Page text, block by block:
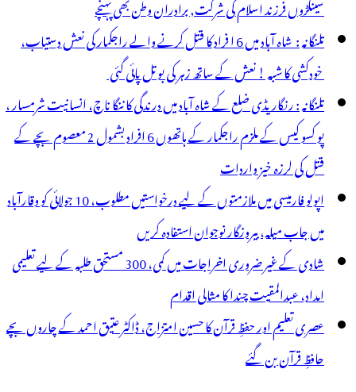
سینکڑوں فرزند اسلام کی شرکت, برادران وطن بھی پہنچے
تلنگانہ : شاہ آباد میں 6 ا فراد کا قتل کرنے والے راجکمار کی نعش دستیاب،
خودکشی کا شبہ ! نعش کے ساتھ زہر کی بوتل پائی گئی
تلنگانہ : رنگاریڈی ضلع کے شاہ آباد میں درندگی کا ننگا ناچ، انسانیت شرمسار ،
پو کسو کیس کے ملزم راجکمار کے ہاتھوں 6 افراد بشمول 2 معصوم بچے کے
قتل کی لرزہ خیز واردات
اپولو فارمیسی میں ملازمتوں کے لیے درخواستیں مطلوب، 10 جولائی کو وقارآباد
میں جاب میلہ، بیروزگار نوجوان استفادہ کریں
شادی کے غیر ضروری اخراجات میں کمی، 300 مستحق طلبہ کے لیے تعلیمی
امداد، عبدالمقیت چندا کا مثالی اقدام
عصری تعلیم اور حفظِ قرآن کا حسین امتزاج، ڈاکٹر عتیق احمد کے چاروں بچے
حافظِ قرآن بن گئے